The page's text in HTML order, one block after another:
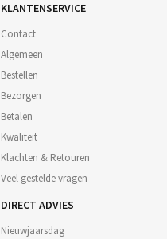
KLANTENSERVICE
Contact
Algemeen
Bestellen
Bezorgen
Betalen
Kwaliteit
Klachten & Retouren
Veel gestelde vragen
DIRECT ADVIES
Nieuwjaarsdag